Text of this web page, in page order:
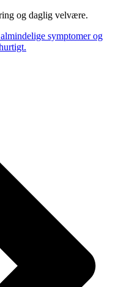
og daglig velvære.
symptomer og